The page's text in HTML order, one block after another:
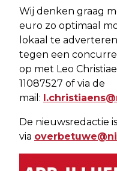
Wij denken graag
euro zo optimaal
lokaal te
tegen een
op met Leo
11087527 of via de
mail:
De nieuwsredactie
via